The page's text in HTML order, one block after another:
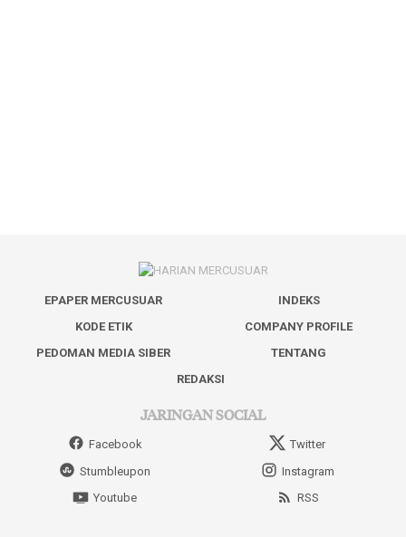
EPAPER MERCUSUAR
INDEKS
KODE ETIK
COMPANY PROFILE
PEDOMAN MEDIA SIBER
TENTANG
REDAKSI
JARINGAN SOCIAL
Facebook
Twitter
Stumbleupon
Instagram
Youtube
RSS